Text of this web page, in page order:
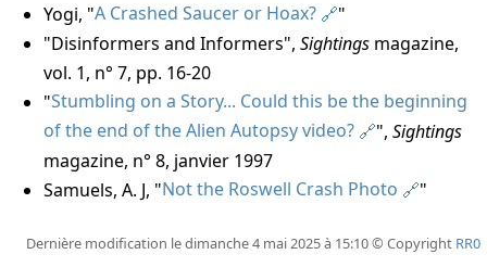
Yogi, "A Crashed Saucer or Hoax?
"
"Disinformers and Informers", Sightings magazine,
vol. 1, n° 7, pp. 16-20
"Stumbling on a Story... Could this be the beginning
of the end of the Alien Autopsy video?
", Sightings
magazine, n° 8, janvier 1997
Samuels, A. J, "Not the Roswell Crash Photo "
Dernière modification le dimanche 4 mai 2025 à 15:10 © Copyright RR0